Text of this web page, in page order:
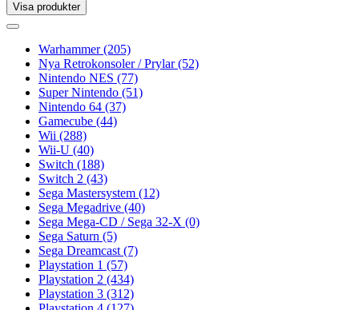
Visa produkter
Toggle
Toggle
navigationWarhammer(205)
Nya Retrokonsoler / Prylar(52)
Nintendo NES (77)
Super Nintendo (51)
Nintendo 64 (37)
Gamecube (44)
Wii (288)
Wii-U (40)
Switch (188)
Switch 2 (43)
Sega Mastersystem (12)
Sega Megadrive (40)
Sega Mega-CD / Sega 32-X (0)
Sega Saturn (5)
Sega Dreamcast (7)
Playstation 1 (57)
Playstation 2 (434)
Playstation 3 (312)